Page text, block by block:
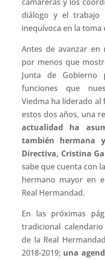
diálogo y el trabajo
inequívoca en la toma
Antes de avanzar en
por menos que
Junta de Gobierno
funciones que
Viedma ha liderado al
estos dos años, una
actualidad ha
también hermana
Directiva, Cristina
sabe que cuenta con
hermano mayor en
Real Hermandad.
En las próximas
tradicional
de la Real
2018-2019; una